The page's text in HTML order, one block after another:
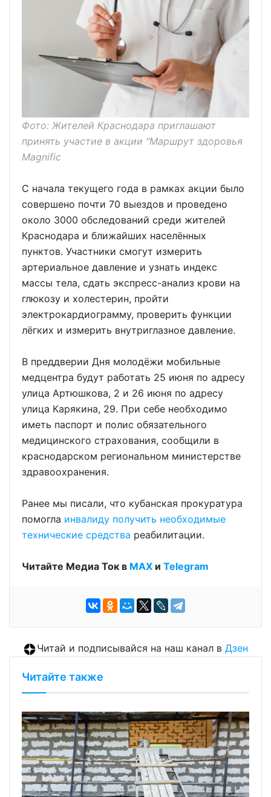
Фото: Жителей Краснодара приглашают
принять участие в акции "Маршрут здоровья
Magnific
С начала текущего года в рамках акции было
совершено почти 70 выездов и проведено
около 3000 обследований среди жителей
Краснодара и ближайших населённых
пунктов. Участники смогут измерить
артериальное давление и узнать индекс
массы тела, сдать экспресс-анализ крови на
глюкозу и холестерин, пройти
электрокардиограмму, проверить функции
лёгких и измерить внутриглазное давление.
В преддверии Дня молодёжи мобильные
медцентра будут работать 25 июня по адресу
улица Артюшкова, 2 и 26 июня по адресу
улица Карякина, 29. При себе необходимо
иметь паспорт и полис обязательного
медицинского страхования, сообщили в
краснодарском региональном министерстве
здравоохранения.
Ранее мы писали, что кубанская прокуратура
помогла инвалиду получить необходимые
технические средства реабилитации.
Читайте Медиа Ток в МАХ и Telegram
Читай и подписывайся на наш канал в Дзен
Читайте также